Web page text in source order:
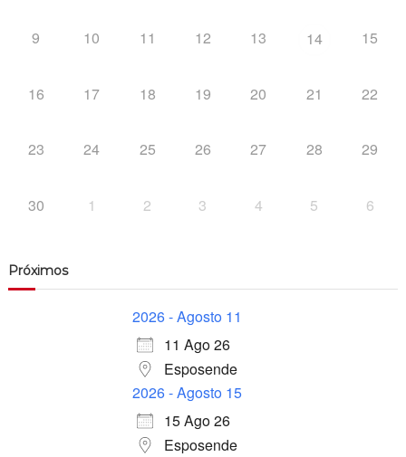
9 10 11 12 13 14 15
16 17 18 19 20 21 22
23 24 25 26 27 28 29
30 1 2 3 4 5 6
Próximos
2026 - Agosto 11
11 Ago 26
Esposende
2026 - Agosto 15
15 Ago 26
Esposende